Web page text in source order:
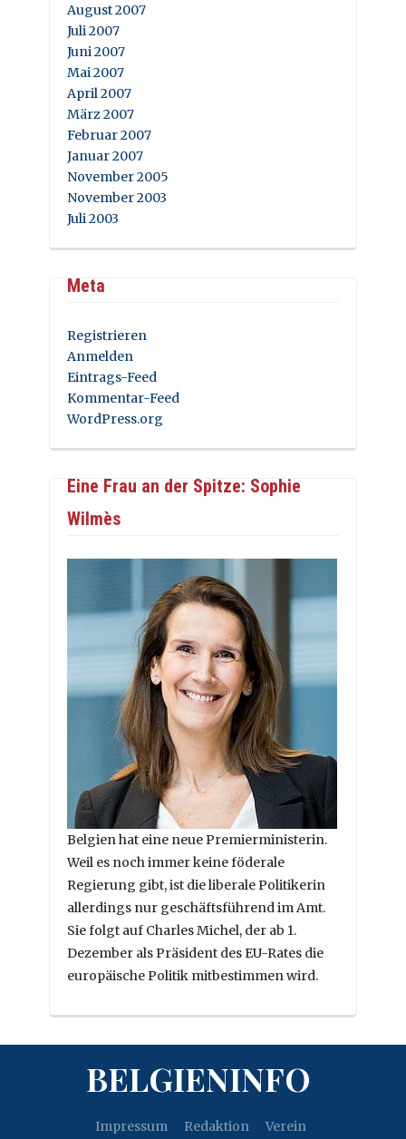
August 2007
Juli 2007
Juni 2007
Mai 2007
April 2007
März 2007
Februar 2007
Januar 2007
November 2005
November 2003
Juli 2003
Meta
Registrieren
Anmelden
Eintrags-Feed
Kommentar-Feed
WordPress.org
Eine Frau an der Spitze: Sophie
Wilmès
Belgien hat eine neue Premierministerin.
Weil es noch immer keine föderale
Regierung gibt, ist die liberale Politikerin
allerdings nur geschäftsführend im Amt.
Sie folgt auf Charles Michel, der ab 1.
Dezember als Präsident des EU-Rates die
europäische Politik mitbestimmen wird.
BELGIENINFO
Impressum Redaktion Verein